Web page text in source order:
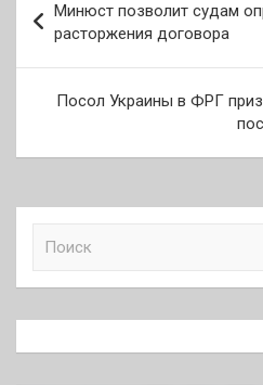
по
записям
Минюст позволит судам
расторжения договора
Посол Украины в ФРГ
к